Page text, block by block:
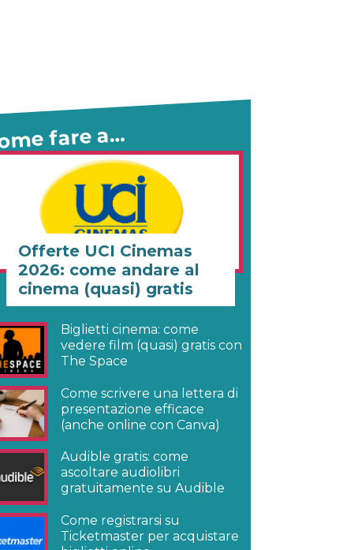
fare a…
Offerte UCI Cinemas
2026: come andare al
cinema (quasi) gratis
Biglietti cinema: come
vedere film (quasi) gratis con
The Space
Come scrivere una lettera di
presentazione efficace
(anche online con Canva)
Audible gratis: come
ascoltare audiolibri
gratuitamente su Audible
Come registrarsi su
Ticketmaster per acquistare